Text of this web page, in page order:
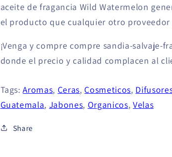
aceite de fragancia Wild Watermelon
el producto que cualquier otro proveedor
¡Venga y compre compre sandia-salvaje-
donde el precio y calidad complacen al
Tags:Aromas, Ceras, Cosmeticos,
Guatemala, Jabones, Organicos,Velas
Share